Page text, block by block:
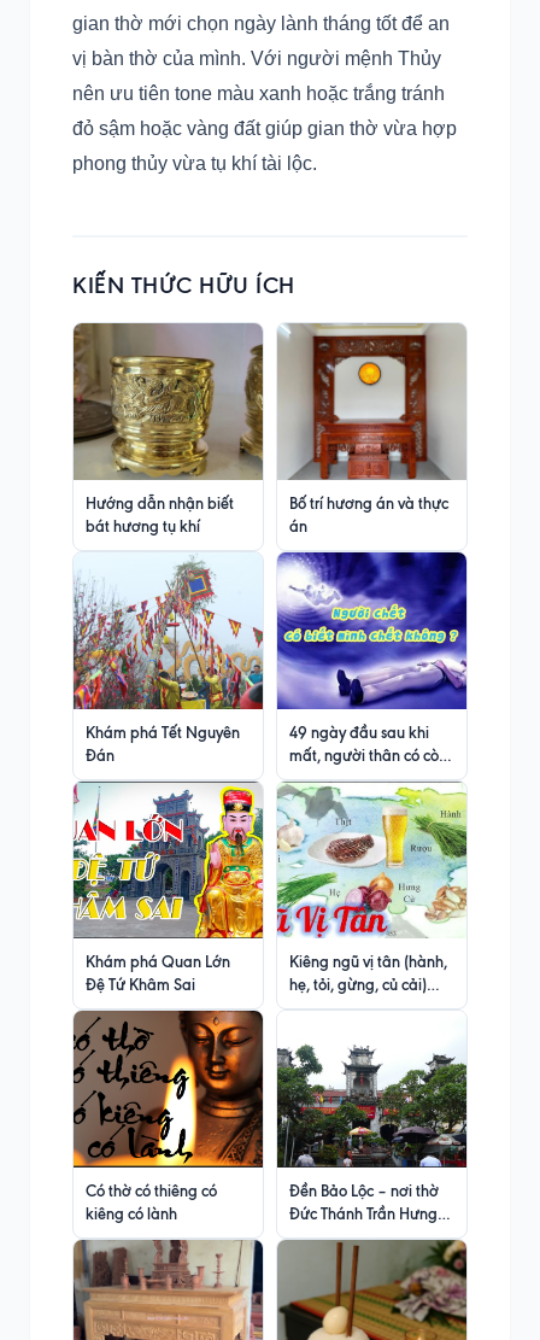
gian thờ mới chọn ngày lành tháng tốt để an
vị bàn thờ của mình. Với người mệnh Thủy
nên ưu tiên tone màu xanh hoặc trắng tránh
đỏ sậm hoặc vàng đất giúp gian thờ vừa hợp
phong thủy vừa tụ khí tài lộc.
KIẾN THỨC HỮU ÍCH
Hướng dẫn nhận biết
bát hương tụ khí
Bố trí hương án và thực
án
Khám phá Tết Nguyên
Đán
49 ngày đầu sau khi
mất, người thân có còn
ở nhà không?
Khám phá Quan Lớn
Đệ Tứ Khâm Sai
Kiêng ngũ vị tân (hành,
hẹ, tỏi, gừng, củ cải)
trong tu hành và niệm
Có thờ có thiêng có
kiêng có lành
Đền Bảo Lộc – nơi thờ
Đức Thánh Trần Hưng
Đạo Vương